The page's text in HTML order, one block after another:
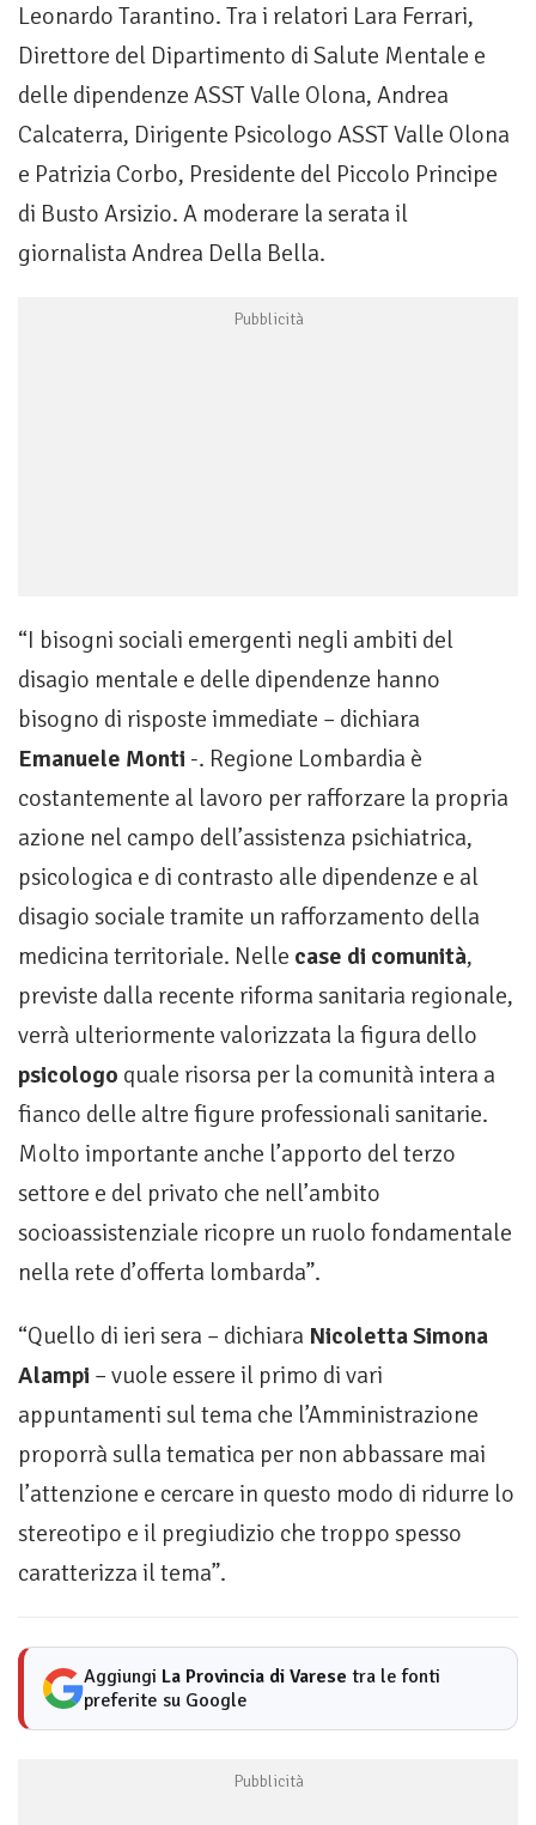
Leonardo Tarantino. Tra i relatori Lara Ferrari,
Direttore del Dipartimento di Salute Mentale e
delle dipendenze ASST Valle Olona, Andrea
Calcaterra, Dirigente Psicologo ASST Valle Olona
e Patrizia Corbo, Presidente del Piccolo Principe
di Busto Arsizio. A moderare la serata il
giornalista Andrea Della Bella.
“I bisogni sociali emergenti negli ambiti del
disagio mentale e delle dipendenze hanno
bisogno di risposte immediate – dichiara
Emanuele Monti -. Regione Lombardia è
costantemente al lavoro per rafforzare la propria
azione nel campo dell’assistenza psichiatrica,
psicologica e di contrasto alle dipendenze e al
disagio sociale tramite un rafforzamento della
medicina territoriale. Nelle case di comunità,
previste dalla recente riforma sanitaria regionale,
verrà ulteriormente valorizzata la figura dello
psicologo quale risorsa per la comunità intera a
fianco delle altre figure professionali sanitarie.
Molto importante anche l’apporto del terzo
settore e del privato che nell’ambito
socioassistenziale ricopre un ruolo fondamentale
nella rete d’offerta lombarda”.
“Quello di ieri sera – dichiara Nicoletta Simona
Alampi – vuole essere il primo di vari
appuntamenti sul tema che l’Amministrazione
proporrà sulla tematica per non abbassare mai
l’attenzione e cercare in questo modo di ridurre lo
stereotipo e il pregiudizio che troppo spesso
caratterizza il tema”.
Aggiungi La Provincia di Varese tra le fonti
preferite su Google